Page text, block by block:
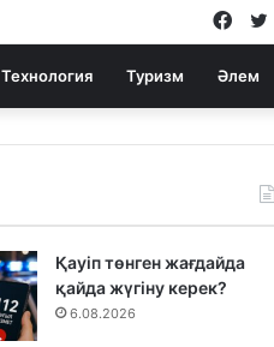
Технология Туризм Әлем
Қауіп төнген жағдайда
қайда жүгіну керек?
6.08.2026